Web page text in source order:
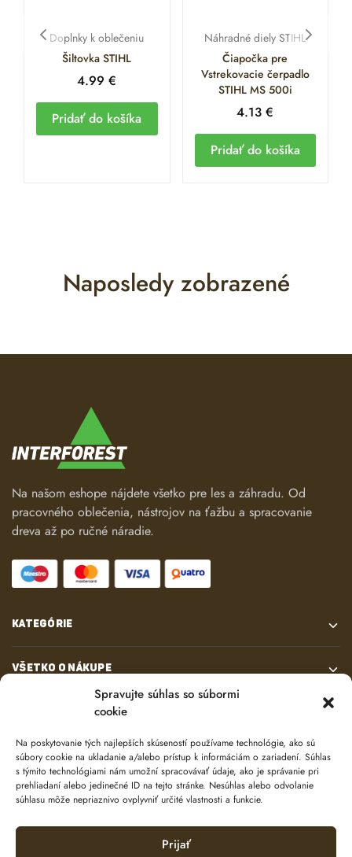
Spravujte súhlas so súbormi
cookie
Na poskytovanie tých najlepších skúseností používame technológie, ako sú
súbory cookie na ukladanie a/alebo prístup k informáciám o zariadení. Súhlas
s týmito technológiami nám umožní spracovávať údaje, ako je správanie pri
prehliadaní alebo jedinečné ID na tejto stránke. Nesúhlas alebo odvolanie
súhlasu môže nepriaznivo ovplyvniť určité vlastnosti a funkcie.
Prijať
Doplnky k oblečeniu
Šiltovka STIHL
4.99€
Pridať do košíka
Náhradné diely STIHL
Čiapočka pre
Vstrekovacie čerpadlo
STIHL MS 500i
4.13€
Pridať do košíka
Naposledy zobrazené
Na našom eshope nájdete všetko pre les a záhradu. Od
pracovného oblečenia, nástrojov na ťažbu a spracovanie
dreva až po ručné náradie.
KATEGÓRIE
VŠETKO O NÁKUPE